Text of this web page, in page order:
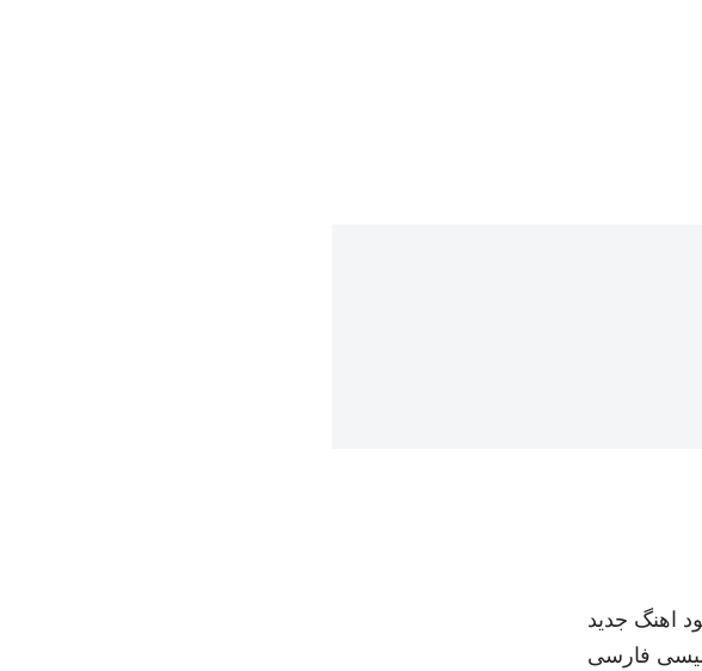
اهنگ جدید
فارسی